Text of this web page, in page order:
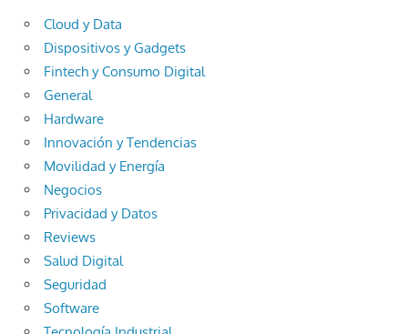
Cloud y Data
Dispositivos y Gadgets
Fintech y Consumo Digital
General
Hardware
Innovación y Tendencias
Movilidad y Energía
Negocios
Privacidad y Datos
Reviews
Salud Digital
Seguridad
Software